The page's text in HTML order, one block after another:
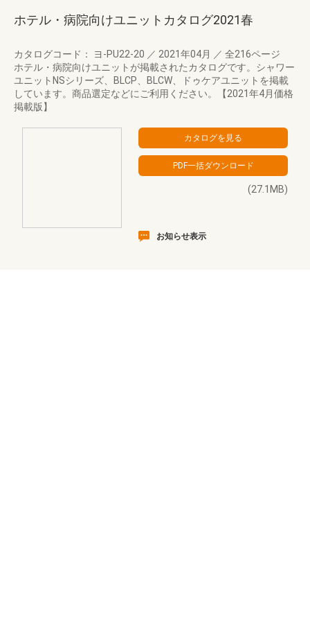
ホテル・病院向けユニットカタログ2021春
カタログコード： ヨ-PU22-20 ／ 2021年04月 ／ 全216ページ
ホテル・病院向けユニットが掲載されたカタログです。シャワー
ユニットNSシリーズ、BLCP、BLCW、ドゥケアユニットを掲載
しています。商品選定などにご利用ください。【2021年4月価格
掲載版】
(27.1MB)
お知らせ表示